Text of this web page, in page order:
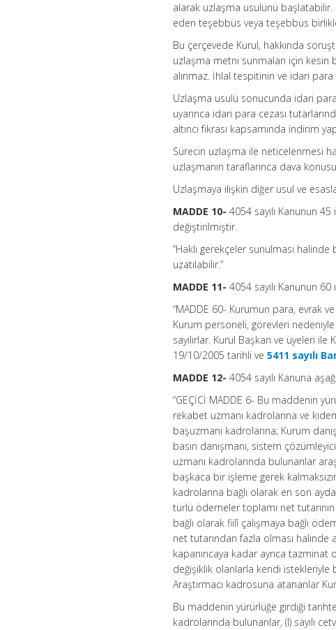
alarak uzlaşma usulünü başlatabilir.
eden teşebbüs veya teşebbüs
Bu çerçevede Kurul, hakkında
uzlaşma metni sunmaları için kesin
alınmaz. İhlal tespitinin ve idari para
Uzlaşma usulü sonucunda idari
uyarınca idari para cezası
altıncı fıkrası kapsamında indirim
Sürecin uzlaşma ile neticelenmesi
uzlaşmanın taraflarınca dava
Uzlaşmaya ilişkin diğer usul ve
MADDE 10- 4054 sayılı Kanunun
değiştirilmiştir.
“Haklı gerekçeler sunulması
uzatılabilir.”
MADDE 11- 4054 sayılı Kanunun
“MADDE 60- Kurumun para, evrak
Kurum personeli, görevleri
sayılırlar. Kurul Başkan ve üyeleri
19/10/2005 tarihli ve5411 sayılı
MADDE 12- 4054 sayılı Kanuna
“GEÇİCİ MADDE 6- Bu maddenin
rekabet uzmanı kadrolarına ve
başuzmanı kadrolarına; Kurum
basın danışmanı, sistem
uzmanı kadrolarında bulunanlar
başkaca bir işleme gerek
kadrolarına bağlı olarak en son
türlü ödemeler toplamı net
bağlı olarak fiilî çalışmaya bağlı
net tutarından fazla olması halinde
kapanıncaya kadar ayrıca tazminat
değişiklik olanlarla kendi
Araştırmacı kadrosuna atananlar
Bu maddenin yürürlüğe girdiği
kadrolarında bulunanlar, (I) sayılı